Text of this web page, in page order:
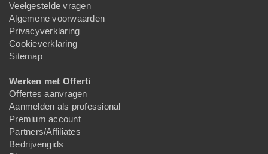
Veelgestelde vragen
Algemene voorwaarden
Privacyverklaring
Cookieverklaring
Sitemap
Werken met Offerti
Offertes aanvragen
Aanmelden als professional
Premium account
Partners/Affiliates
Bedrijvengids